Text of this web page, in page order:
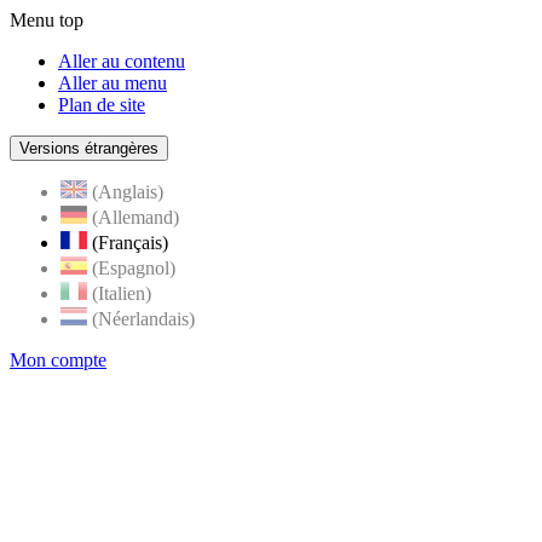
Menu top
Aller au contenu
Aller au menu
Plan de site
Versions étrangères
(Anglais)
(Allemand)
(Français)
(Espagnol)
(Italien)
(Néerlandais)
Mon compte